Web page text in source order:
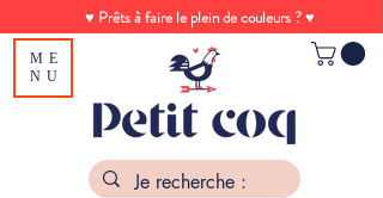
♥ Prêts à faire le plein de couleurs ? ♥
ME
NU